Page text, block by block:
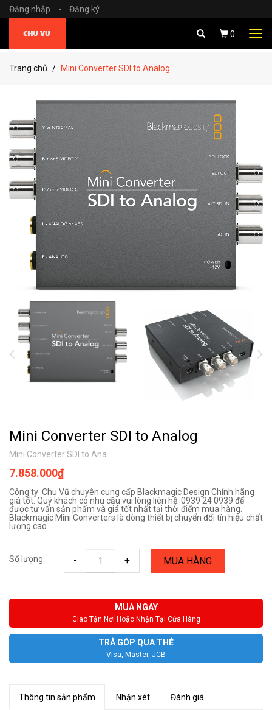
Đăng nhập - Đăng ký
0
Trang chủ Mini Converter SDI to Analog
Mini Converter SDI to Analog
Mini Converter SDI to Ana
7.858.000₫
Công ty Chu Vũ chuyên cung cấp Blackmagic Design Chính hãng
giá tốt. Quý khách có nhu cầu vui lòng liên hệ: 0939 24 0939 để
được tư vấn sản phẩm và giá tốt nhất tại thời điểm mua hàng.
Blackmagic Mini Converters là dòng thiết bị chuyển đổi tín hiệu chất
lượng cao...
Số lượng: - + MUA HÀNG
MUA NGAY
Giao Tận Nơi Hoặc Nhận Tại Cửa Hàng
TRẢ GÓP QUA THẺ
Visa, Master, JCB
Thông tin sản phẩm Nhận xét Đánh giá